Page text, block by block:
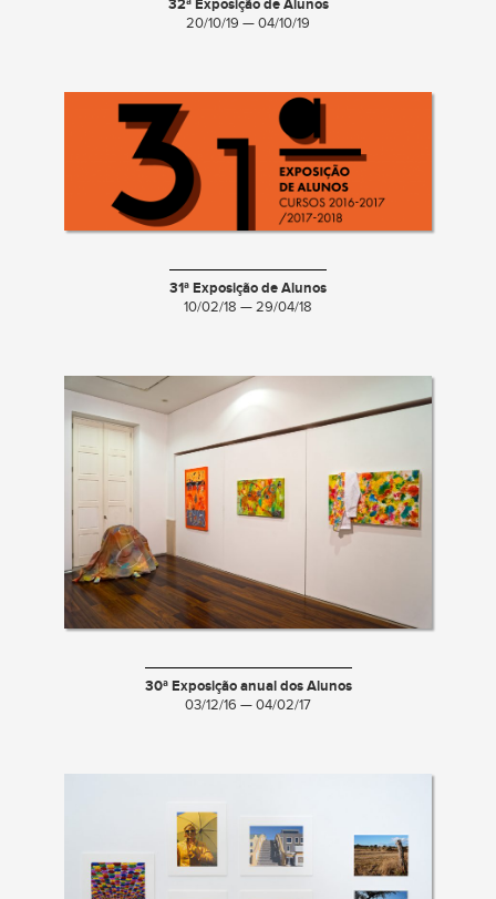
32ª Exposição de Alunos
20/10/19 — 04/10/19
31ª Exposição de Alunos
10/02/18 — 29/04/18
30ª Exposição anual dos Alunos
03/12/16 — 04/02/17